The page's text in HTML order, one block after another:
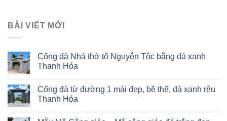
BÀI VIẾT MỚI
Cổng đá Nhà thờ tổ Nguyễn Tộc bằng đá xanh
Thanh Hóa
Cổng đá từ đường 1 mái đẹp, bề thế, đá xanh rêu
Thanh Hóa